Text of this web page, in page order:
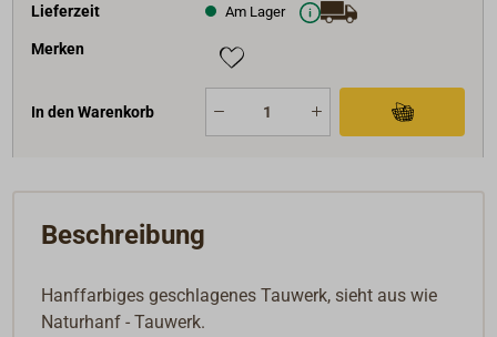
Lieferzeit Am Lager
Merken
In den Warenkorb
Beschreibung
Hanffarbiges geschlagenes Tauwerk, sieht aus wie
Naturhanf - Tauwerk.